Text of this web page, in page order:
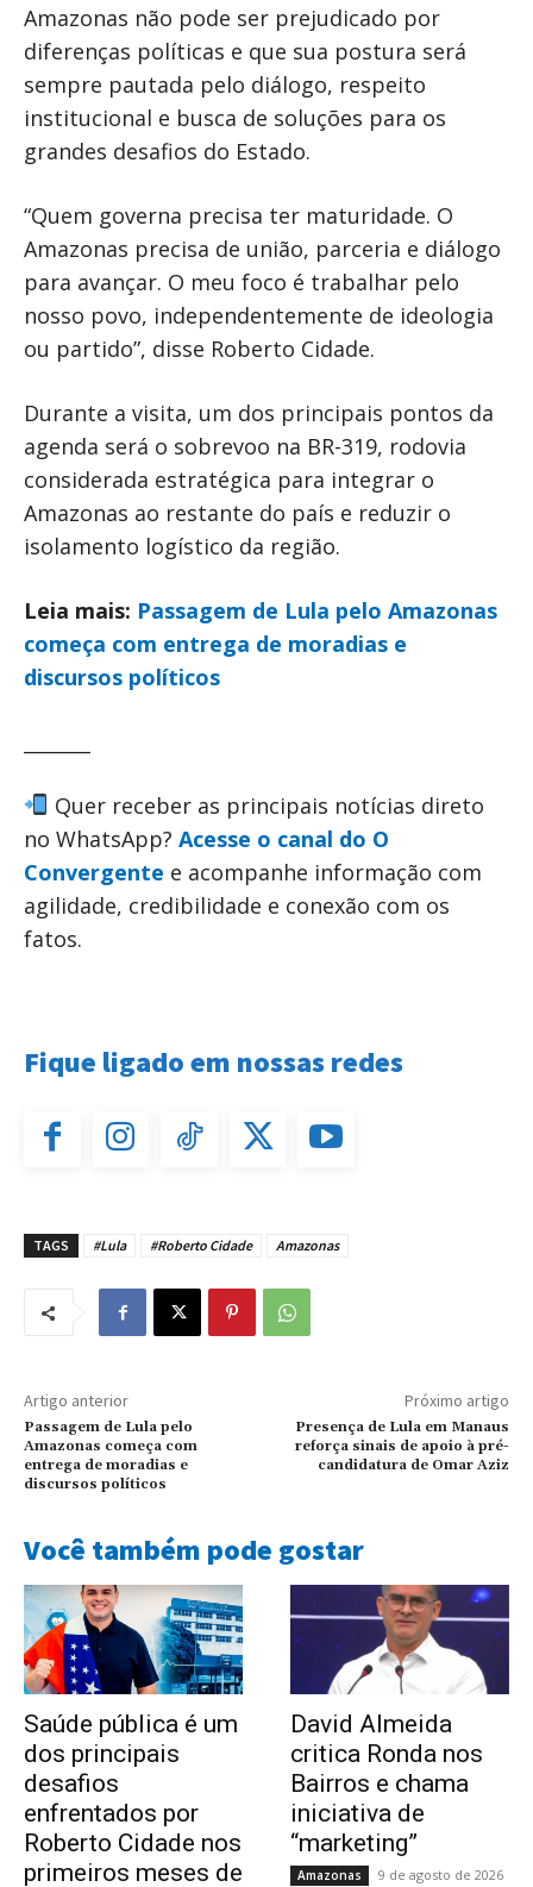
Amazonas não pode ser prejudicado por
diferenças políticas e que sua postura será
sempre pautada pelo diálogo, respeito
institucional e busca de soluções para os
grandes desafios do Estado.
“Quem governa precisa ter maturidade. O
Amazonas precisa de união, parceria e diálogo
para avançar. O meu foco é trabalhar pelo
nosso povo, independentemente de ideologia
ou partido”, disse Roberto Cidade.
Durante a visita, um dos principais pontos da
agenda será o sobrevoo na BR-319, rodovia
considerada estratégica para integrar o
Amazonas ao restante do país e reduzir o
isolamento logístico da região.
Leia mais: Passagem de Lula pelo Amazonas
começa com entrega de moradias e
discursos políticos
Quer receber as principais notícias direto
no WhatsApp? Acesse o canal do O
Convergente e acompanhe informação com
agilidade, credibilidade e conexão com os
fatos.
Fique ligado em nossas redes
TAGS #Lula #Roberto Cidade Amazonas
Artigo anterior
Passagem de Lula pelo
Amazonas começa com
entrega de moradias e
discursos políticos
Próximo artigo
Presença de Lula em Manaus
reforça sinais de apoio à pré-
candidatura de Omar Aziz
Você também pode gostar
Saúde pública é um
dos principais
desafios
enfrentados por
Roberto Cidade nos
primeiros meses de
David Almeida
critica Ronda nos
Bairros e chama
iniciativa de
“marketing”
Amazonas 9 de agosto de 2026